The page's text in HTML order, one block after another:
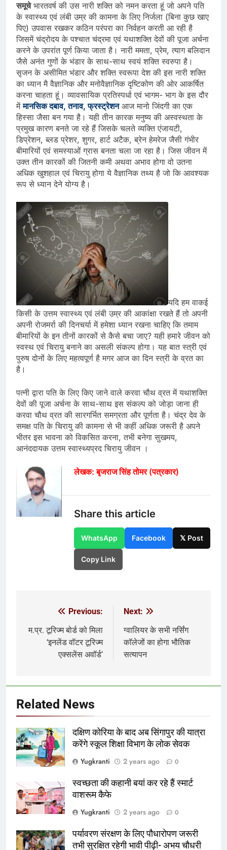
समूचेभारतवर्ष की उस नारी शक्ति को नमन करता हूं जो अपने पति
के स्वास्थ्य एवं लंबी उम्र की कामना के लिए निर्जला (बिना कुछ खाए
पिए) उपवास रखकर कठिन परंपरा का निर्वहन करती आ रही है
जिसमें चंद्रोदय के पश्चात चंद्रमा एवं यथाशक्ति देवों की पूजा अर्चना
करने के उपरांत पूर्ण किया जाता है। नारी ममता, प्रेम, त्याग बलिदान
जैसे अनंत गुणों के भंडार के साथ-साथ स्वयं शक्ति स्वरुपा है।
सृजन के असीमित भंडार और शक्ति स्वरूपा देश की इस नारी शक्ति
का ध्यान मै वैज्ञानिक और मनोवैज्ञानिक दृष्टिकोण की ओर आकर्षित
करना चाहता हूं। व्यावसायिक प्रतिस्पर्धा एवं भागम- भाग के इस दौर
मेंमानसिक दबाव, तनाव, फ्रस्ट्रेशनआज मानो जिंदगी का एक
हिस्सा जैसा बन गया है। यही तीन कारक मनुष्य की अस्वस्थता के
प्रमुख कारण बनते जा रहे हैं जिसके चलते व्यक्ति एंजायटी,
डिप्रेशन, ब्लड प्रेशर, शुगर, हार्ट अटैक, ब्रेन हेमरेज जैसी गंभीर
बीमारियों एवं समस्याओं ग्रास बनता चला जा रहा है। जिस जीवन में
उक्त तीन कारकों की जितनी कमी अथवा अभाव होगा वो उतना
अधिक खुशहाल एवं चिरायु होगा ये वैज्ञानिक तथ्य है जो कि आवश्यक
रूप से ध्यान देने योग्य है।
यदि हम वाकई
किसी के उत्तम स्वास्थ्य एवं लंबी उम्र की आकांक्षा रखते हैं तो अपनी
अपनी रोजमर्रा की दिनचर्या में हमेशा ध्यान रखना चाहिए कि तमाम
बीमारियों के इन तीनों कारकों से कैसे बचा जाए? यही हमारे जीवन को
स्वस्थ एवं चिरायु बनाने का असली संकल्प होगा। यह बात स्त्री एवं
पुरुष दोनों के लिए महत्वपूर्ण है मगर आज का दिन स्त्री के व्रत का
है।
पत्नी द्वारा पति के लिए किए जाने वाले करवा चौथ व्रत में यथाशक्ति
देवों की पूजा अर्चना के साथ-साथ इस संकल्प को जोड़ा जाना ही
करवा चौथ व्रत की सारगर्भित समग्रता और पूर्णता है। चंद्र देव के
समक्ष पति के चिरायु की कामना से भी कहीं अधिक जरूरी है अपने
भीतर इस भावना को विकसित करना, तभी बनेगा सुखमय,
आनंददायक उत्तम स्वास्थ्यप्रद चिरायु जीवन ।
लेखक: बृजराज सिंह तोमर (पत्रकार)
Share this article
WhatsApp Facebook 𝕏 Post
Copy Link
navigation
Previous:
म.प्र. टूरिज्म बोर्ड को मिला
‘इनलेंड वॉटर टूरिज्म
एक्सलेंस अवॉर्ड’
Next:
ग्वालियर के सभी नर्सिंग
कॉलेजों का होगा भौतिक
सत्यापन
Related News
दक्षिण कोरिया के बाद अब सिंगापुर की यात्रा
करेंगे स्कूल शिक्षा विभाग के लोक सेवक
Yugkranti
2 years ago 0
स्वच्छता की कहानी बयां कर रहे हैं स्मार्ट
वाशरूम कैफे
Yugkranti
2 years ago 0
पर्यावरण संरक्षण के लिए पौधारोपण जरूरी
तभी सुरक्षित रहेगी भावी पीढ़ी- अभय चौधरी